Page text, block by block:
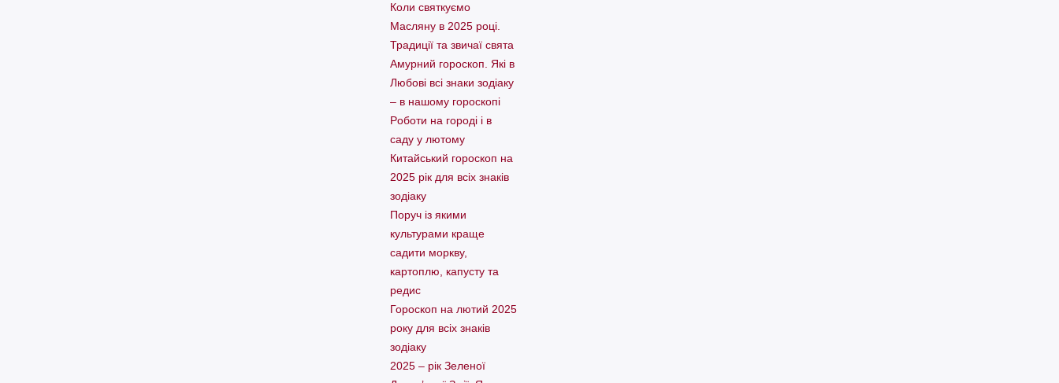
Коли святкуємо
Масляну в 2025 році.
Традиції та звичаї свята
Амурний гороскоп. Які в
Любові всі знаки зодіаку
– в нашому гороскопі
Pоботи на городі і в
саду у лютому
Китайський гороскоп на
2025 рік для всіх знаків
зодіаку
Поруч із якими
культурами краще
садити моркву,
картоплю, капусту та
редис
Гороскоп на лютий 2025
року для всіх знаків
зодіаку
2025 – рік Зеленої